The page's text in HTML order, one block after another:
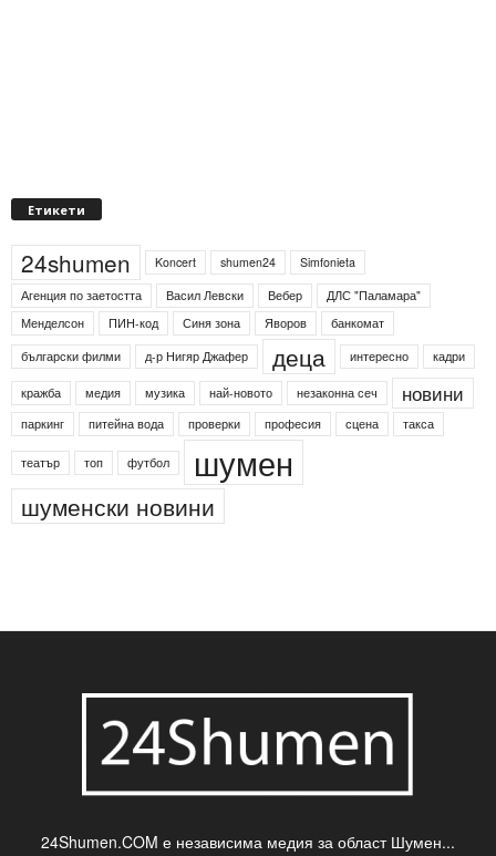
Етикети
24shumen Koncert shumen24
Simfonieta
Агенция по заетостта
Васил Левски Вебер
ДЛС "Паламара"
Менделсон
ПИН-код Синя зона Яворов
банкомат
български филми
д-р Нигяр Джафер деца интересно кадри
кражба медия музика най-новото незаконна сеч новини
паркинг питейна вода проверки професия сцена такса
театър топ футбол шумен
шуменски новини
24Shumen.COM е независима медия за област Шумен...